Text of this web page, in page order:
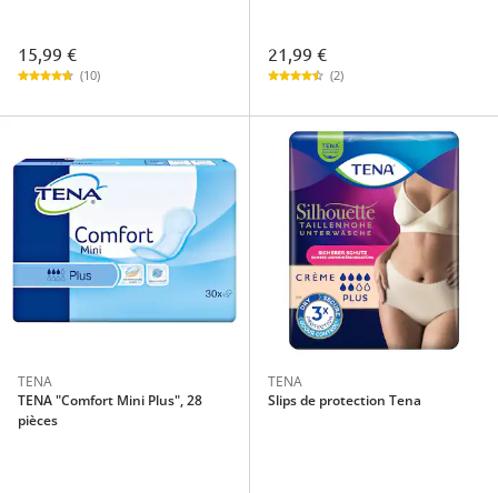
15,99 €
(10)
21,99 €
(2)
TENA
TENA "Comfort Mini Plus", 28
pièces
TENA
Slips de protection Tena